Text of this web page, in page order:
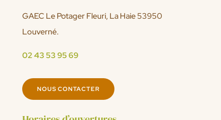
GAEC Le Potager Fleuri, La Haie 53950
Louverné.
02 43 53 95 69
NOUS CONTACTER